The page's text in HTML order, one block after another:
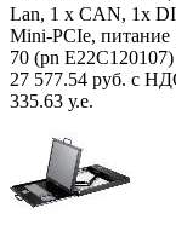
Lan, 1 х CAN, 1x
Mini-PCIe, питание
70 (pn E22C120107)
27 577.54 руб. с
335.63 у.е.